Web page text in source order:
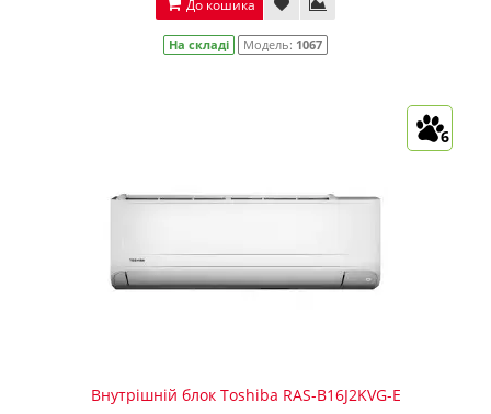
До кошика
На складі Модель: 1067
6
Внутрішній блок Toshiba RAS-B16J2KVG-E